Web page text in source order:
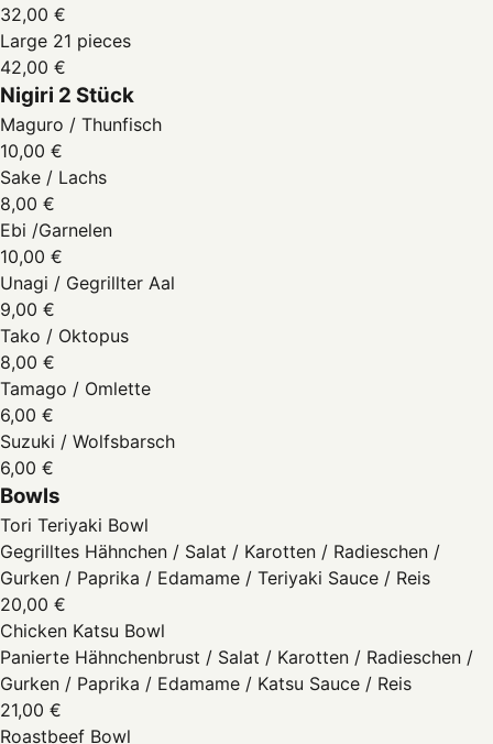
32,00 €
Large 21 pieces
42,00 €
Nigiri 2 Stück
Maguro / Thunfisch
10,00 €
Sake / Lachs
8,00 €
Ebi /Garnelen
10,00 €
Unagi / Gegrillter Aal
9,00 €
Tako / Oktopus
8,00 €
Tamago / Omlette
6,00 €
Suzuki / Wolfsbarsch
6,00 €
Bowls
Tori Teriyaki Bowl
Gegrilltes Hähnchen / Salat / Karotten / Radieschen /
Gurken / Paprika / Edamame / Teriyaki Sauce / Reis
20,00 €
Chicken Katsu Bowl
Panierte Hähnchenbrust / Salat / Karotten / Radieschen /
Gurken / Paprika / Edamame / Katsu Sauce / Reis
21,00 €
Roastbeef Bowl